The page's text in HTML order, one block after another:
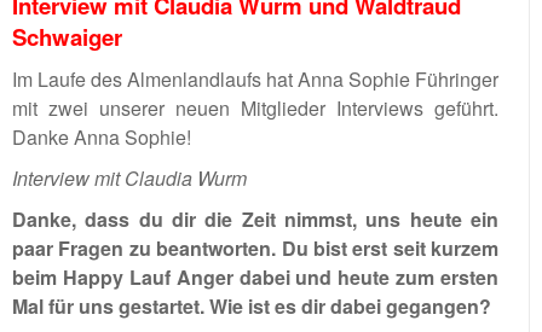
Schwaiger
Im Laufe des Almenlandlaufs hat Anna Sophie Führinger
mit zwei unserer neuen Mitglieder Interviews geführt.
Danke Anna Sophie!
Interview mit Claudia Wurm
Danke, dass du dir die Zeit nimmst, uns heute ein
paar Fragen zu beantworten. Du bist erst seit kurzem
beim Happy Lauf Anger dabei und heute zum ersten
Mal für uns gestartet. Wie ist es dir dabei gegangen?